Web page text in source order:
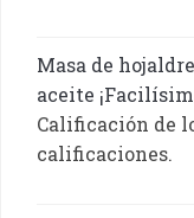
Masa de
aceite
Calificación de
calificaciones.